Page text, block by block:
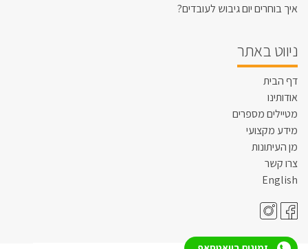
איך בוחרים יום גיבוש לעובדים?
ניווט באתר
דף הבית
אודותינו
מטיילים מספרים
מידע מקצועי
מן העיתונות
צרו קשר
English